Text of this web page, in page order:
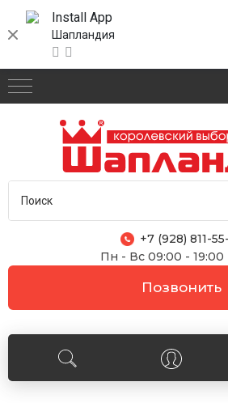
Install App
Шапландия
+7 (928) 811-
Пн - Вс 09:00 -
Позвонить